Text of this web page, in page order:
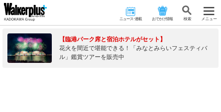
ニュース･連載 おでかけ情報 検 索 メニュー
【臨港パーク席と宿泊ホテルがセット】
花火を間近で堪能できる！「みなとみらいフェスティバ
ル」鑑賞ツアーを販売中